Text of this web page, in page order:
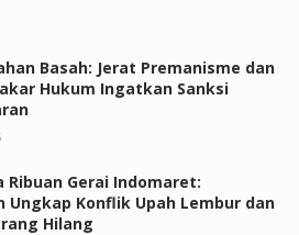
Basah: Jerat Premanisme dan
Hukum Ingatkan Sanksi
Ribuan Gerai Indomaret:
Ungkap Konflik Upah Lembur dan
Hilang